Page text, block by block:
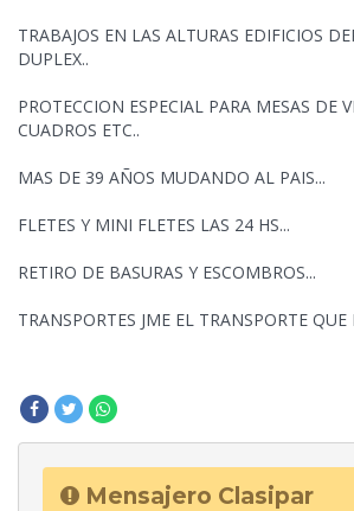
TRABAJOS EN LAS ALTURAS EDIFICIOS
DUPLEX..
PROTECCION ESPECIAL PARA MESAS DE
CUADROS ETC..
MAS DE 39 AÑOS MUDANDO AL PAIS...
FLETES Y MINI FLETES LAS 24 HS...
RETIRO DE BASURAS Y ESCOMBROS...
TRANSPORTES JME EL TRANSPORTE QUE
Mensajero Clasipar